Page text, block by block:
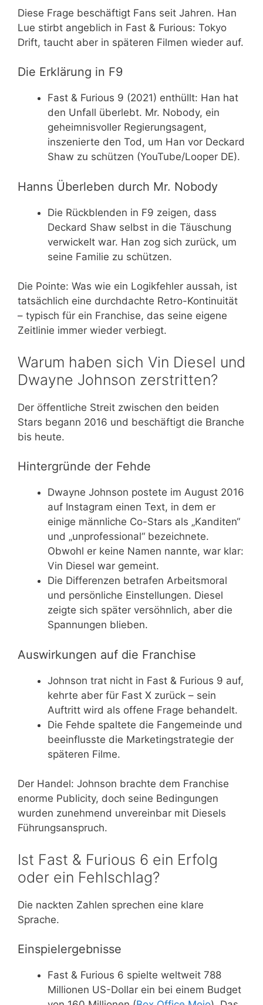
Diese Frage beschäftigt Fans seit Jahren. Han
Lue stirbt angeblich in Fast & Furious: Tokyo
Drift, taucht aber in späteren Filmen wieder auf.
Die Erklärung in F9
Fast & Furious 9 (2021) enthüllt: Han hat
den Unfall überlebt. Mr. Nobody, ein
geheimnisvoller Regierungsagent,
inszenierte den Tod, um Han vor Deckard
Shaw zu schützen (YouTube/Looper DE).
Hanns Überleben durch Mr. Nobody
Die Rückblenden in F9 zeigen, dass
Deckard Shaw selbst in die Täuschung
verwickelt war. Han zog sich zurück, um
seine Familie zu schützen.
Die Pointe: Was wie ein Logikfehler aussah, ist
tatsächlich eine durchdachte Retro-Kontinuität
– typisch für ein Franchise, das seine eigene
Zeitlinie immer wieder verbiegt.
Warum haben sich Vin Diesel und
Dwayne Johnson zerstritten?
Der öffentliche Streit zwischen den beiden
Stars begann 2016 und beschäftigt die Branche
bis heute.
Hintergründe der Fehde
Dwayne Johnson postete im August 2016
auf Instagram einen Text, in dem er
einige männliche Co-Stars als „Kanditen“
und „unprofessional“ bezeichnete.
Obwohl er keine Namen nannte, war klar:
Vin Diesel war gemeint.
Die Differenzen betrafen Arbeitsmoral
und persönliche Einstellungen. Diesel
zeigte sich später versöhnlich, aber die
Spannungen blieben.
Auswirkungen auf die Franchise
Johnson trat nicht in Fast & Furious 9 auf,
kehrte aber für Fast X zurück – sein
Auftritt wird als offene Frage behandelt.
Die Fehde spaltete die Fangemeinde und
beeinflusste die Marketingstrategie der
späteren Filme.
Der Handel: Johnson brachte dem Franchise
enorme Publicity, doch seine Bedingungen
wurden zunehmend unvereinbar mit Diesels
Führungsanspruch.
Ist Fast & Furious 6 ein Erfolg
oder ein Fehlschlag?
Die nackten Zahlen sprechen eine klare
Sprache.
Einspielergebnisse
Fast & Furious 6 spielte weltweit 788
Millionen US-Dollar ein bei einem Budget